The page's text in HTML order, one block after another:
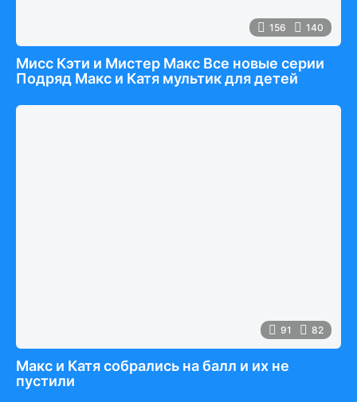
156 140
Мисс Кэти и Мистер Макс Все новые серии
Подряд Макс и Катя мультик для детей
91 82
Макс и Катя собрались на балл и их не
пустили